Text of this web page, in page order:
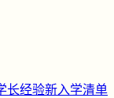
长经验新入学清单